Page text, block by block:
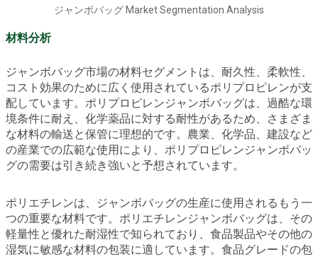
ジャンボバッグ Market Segmentation Analysis
材料分析
ジャンボバッグ市場の材料セグメントは、耐久性、柔軟性、
コスト効果のために広く使用されているポリプロピレンが支
配しています。ポリプロピレンジャンボバッグは、過酷な環
境条件に耐え、化学薬品に対する耐性があるため、さまざま
な材料の輸送と保管に理想的です。農業、化学品、建設など
の産業での広範な使用により、ポリプロピレンジャンボバッ
グの需要は引き続き強いと予想されています。
ポリエチレンは、ジャンボバッグの生産に使用されるもう一
つの重要な材料です。ポリエチレンジャンボバッグは、その
軽量性と優れた耐湿性で知られており、食品製品やその他の
湿気に敏感な材料の包装に適しています。食品グレードの包